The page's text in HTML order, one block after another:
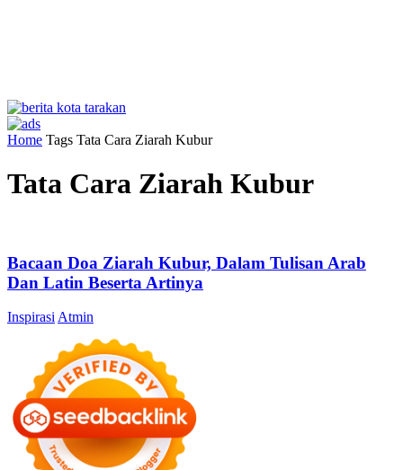
Home Tags Tata Cara Ziarah Kubur
Tata Cara Ziarah Kubur
Bacaan Doa Ziarah Kubur, Dalam Tulisan Arab
Dan Latin Beserta Artinya
Inspirasi Atmin